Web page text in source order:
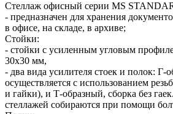
Стеллаж офисный серии MS
- предназначен для хранения
в офисе, на складе, в архиве;
Стойки:
- стойки с усиленным угловым
30х30 мм,
- два вида усилителя стоек и полок: Г-
осуществляется с использованием
и гайки), и Т-образный, сборка без
стеллажей собираются при помощи